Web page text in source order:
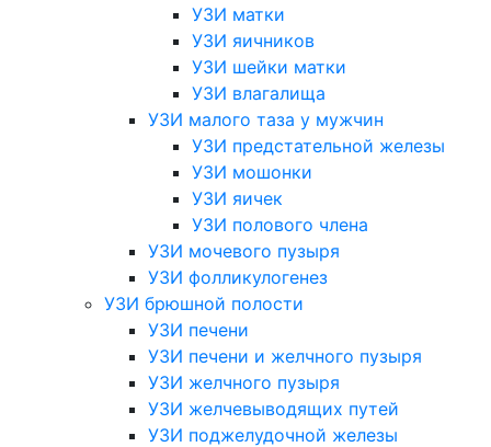
УЗИ матки
УЗИ яичников
УЗИ шейки матки
УЗИ влагалища
УЗИ малого таза у мужчин
УЗИ предстательной железы
УЗИ мошонки
УЗИ яичек
УЗИ полового члена
УЗИ мочевого пузыря
УЗИ фолликулогенез
УЗИ брюшной полости
УЗИ печени
УЗИ печени и желчного пузыря
УЗИ желчного пузыря
УЗИ желчевыводящих путей
УЗИ поджелудочной железы